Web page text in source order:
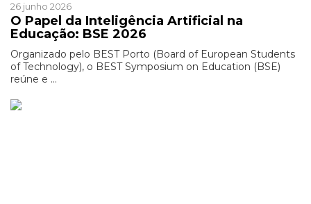
26 junho 2026
O Papel da Inteligência Artificial na
Educação: BSE 2026
Organizado pelo BEST Porto (Board of European Students
of Technology), o BEST Symposium on Education (BSE)
reúne e ...